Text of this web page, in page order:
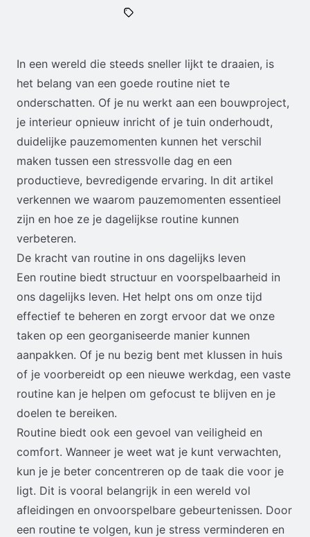
In een wereld die steeds sneller lijkt te draaien, is
het belang van een goede routine niet te
onderschatten. Of je nu werkt aan een bouwproject,
je interieur opnieuw inricht of je tuin onderhoudt,
duidelijke pauzemomenten kunnen het verschil
maken tussen een stressvolle dag en een
productieve, bevredigende ervaring. In dit artikel
verkennen we waarom pauzemomenten essentieel
zijn en hoe ze je dagelijkse routine kunnen
verbeteren.
De kracht van routine in ons dagelijks leven
Een routine biedt structuur en voorspelbaarheid in
ons dagelijks leven. Het helpt ons om onze tijd
effectief te beheren en zorgt ervoor dat we onze
taken op een georganiseerde manier kunnen
aanpakken. Of je nu bezig bent met klussen in huis
of je voorbereidt op een nieuwe werkdag, een vaste
routine kan je helpen om gefocust te blijven en je
doelen te bereiken.
Routine biedt ook een gevoel van veiligheid en
comfort. Wanneer je weet wat je kunt verwachten,
kun je je beter concentreren op de taak die voor je
ligt. Dit is vooral belangrijk in een wereld vol
afleidingen en onvoorspelbare gebeurtenissen. Door
een routine te volgen, kun je stress verminderen en